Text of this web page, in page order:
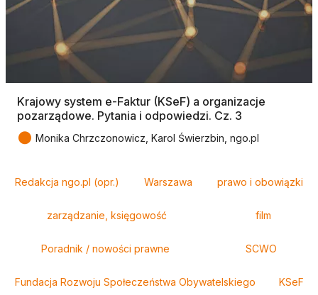
Krajowy system e-Faktur (KSeF) a organizacje
pozarządowe. Pytania i odpowiedzi. Cz. 3
● Monika Chrzczonowicz, Karol Świerzbin, ngo.pl
Redakcja ngo.pl (opr.) Warszawa prawo i obowiązki
zarządzanie, księgowość film
Poradnik / nowości prawne SCWO
Fundacja Rozwoju Społeczeństwa Obywatelskiego KSeF